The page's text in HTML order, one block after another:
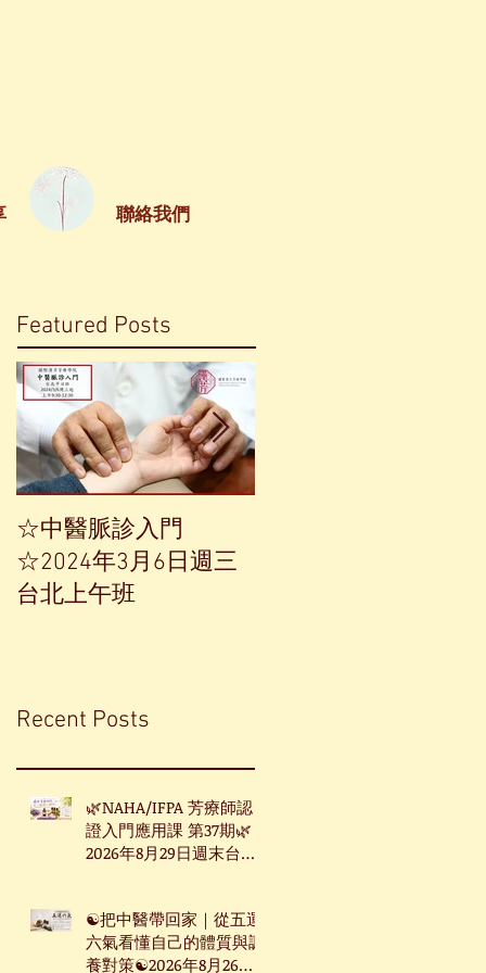
聯絡我們
Featured Posts
☆中醫脈診入門
☆2024年3月6日週三
台北上午班
Recent Posts
🌿NAHA/IFPA 芳療師認
證入門應用課 第37期🌿
2026年8月29日週末台北
☯把中醫帶回家｜從五運
六氣看懂自己的體質與調
養對策☯2026年8月26日